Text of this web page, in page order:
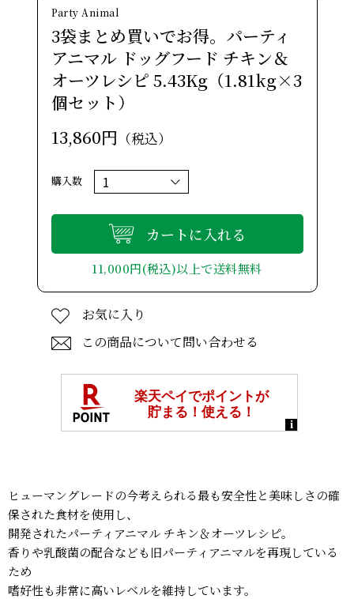
Party Animal
3袋まとめ買いでお得。パーティ
アニマル ドッグフード チキン＆
オーツレシピ 5.43Kg（1.81kg×3
個セット）
13,860円 （税込）
購入数
カートに入れる
11,000円(税込)以上で送料無料
お気に入り
この商品について問い合わせる
ヒューマングレードの今考えられる最も安全性と美味しさの確
保された食材を使用し、
開発されたパーティアニマル チキン＆オーツレシピ。
香りや乳酸菌の配合なども旧パーティアニマルを再現している
ため
嗜好性も非常に高いレベルを維持しています。